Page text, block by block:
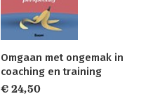
Omgaan met ongemak in
coaching en training
€ 24,50